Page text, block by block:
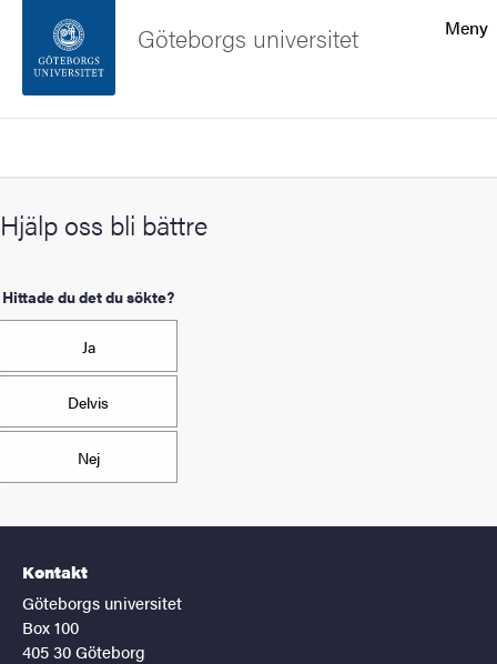
Sidfoten
Om webbplatsen
Meny
Göteborgs universitet
Hjälp oss bli bättre
Hittade du det du sökte?
Ja
Delvis
Nej
Kontakt
Göteborgs universitet
Box 100
405 30 Göteborg